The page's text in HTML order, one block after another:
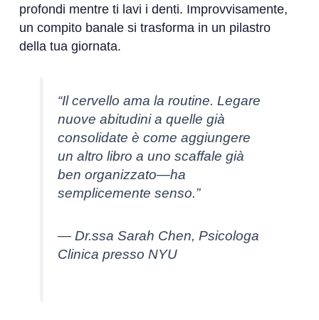
profondi mentre ti lavi i denti. Improvvisamente,
un compito banale si trasforma in un pilastro
della tua giornata.
“Il cervello ama la routine. Legare
nuove abitudini a quelle già
consolidate è come aggiungere
un altro libro a uno scaffale già
ben organizzato—ha
semplicemente senso.”
— Dr.ssa Sarah Chen, Psicologa
Clinica presso NYU